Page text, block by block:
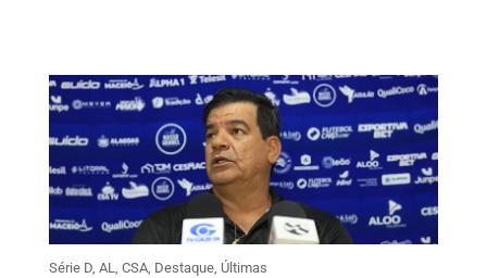
Série D, AL, CSA, Destaque, Últimas